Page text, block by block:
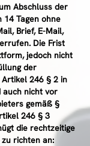
Abschluss der
14 Tagen ohne
Brief, E-Mail,
Die Frist
jedoch nicht
der
246 § 2 in
auch nicht vor
gemäß §
246 § 3
die rechtzeitige
richten an: